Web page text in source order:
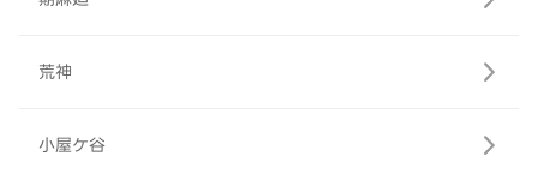
荒神
小屋ケ谷